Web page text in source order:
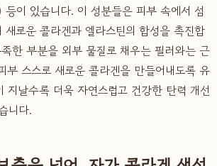
이 있습니다. 이 성분들은 피부 속에서 섬
새로운 콜라겐과 엘라스틴의 합성을 촉진합
한 부분을 외부 물질로 채우는 필러와는 근
부 스스로 새로운 콜라겐을 만들어내도록 유
지날수록 더욱 자연스럽고 건강한 탄력 개선
니다.